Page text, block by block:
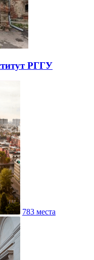
РГГУ
783 места